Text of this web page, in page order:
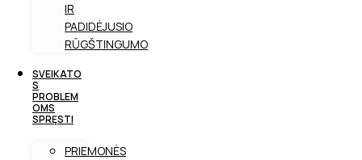
IR
PADIDĖJUSIO
RŪGŠTINGUMO
SVEIKATO
S
PROBLEM
OMS
SPRĘSTI
PRIEMONĖS